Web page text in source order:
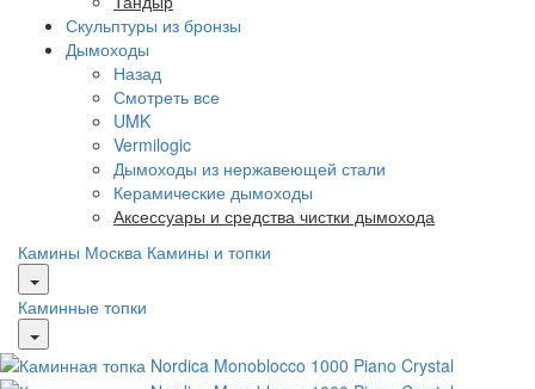
Скульптуры из бронзы
Дымоходы
Назад
Смотреть все
UMK
Vermilogic
Дымоходы из нержавеющей стали
Керамические дымоходы
Аксессуары и средства чистки дымохода
Камины Москва Камины и топки
Каминные топки